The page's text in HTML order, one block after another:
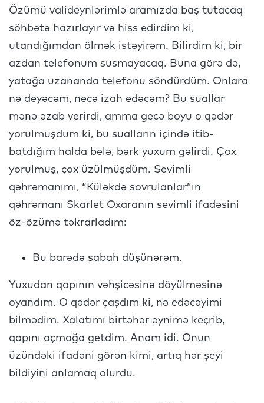
Özümü valideynlərimlə aramızda baş tutacaq
söhbətə hazırlayır və hiss edirdim ki,
utandığımdan ölmək istəyirəm. Bilirdim ki, bir
azdan telefonum susmayacaq. Buna görə də,
yatağa uzananda telefonu söndürdüm. Onlara
nə deyəcəm, necə izah edəcəm? Bu suallar
mənə əzab verirdi, amma gecə boyu o qədər
yorulmuşdum ki, bu sualların içində itib-
batdığım halda belə, bərk yuxum gəlirdi. Çox
yorulmuş, çox üzülmüşdüm. Sevimli
qəhrəmanımı, “Küləkdə sovrulanlar”ın
qəhrəmanı Skarlet Oxaranın sevimli ifadəsini
öz-özümə təkrarladım:
Bu barədə sabah düşünərəm.
Yuxudan qapının vəhşicəsinə döyülməsinə
oyandım. O qədər çaşdım ki, nə edəcəyimi
bilmədim. Xalatımı birtəhər əynimə keçrib,
qapını açmağa getdim. Anam idi. Onun
üzündəki ifadəni görən kimi, artıq hər şeyi
bildiyini anlamaq olurdu.